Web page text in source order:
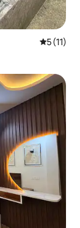
5 av 5 i
5 (11)